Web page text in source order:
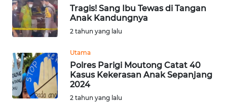
Tragis! Sang Ibu Tewas di Tangan
Anak Kandungnya
2 tahun yang lalu
Utama
Polres Parigi Moutong Catat 40
Kasus Kekerasan Anak Sepanjang
2024
2 tahun yang lalu
WN
NIAS
WN
LANGKAT
WN